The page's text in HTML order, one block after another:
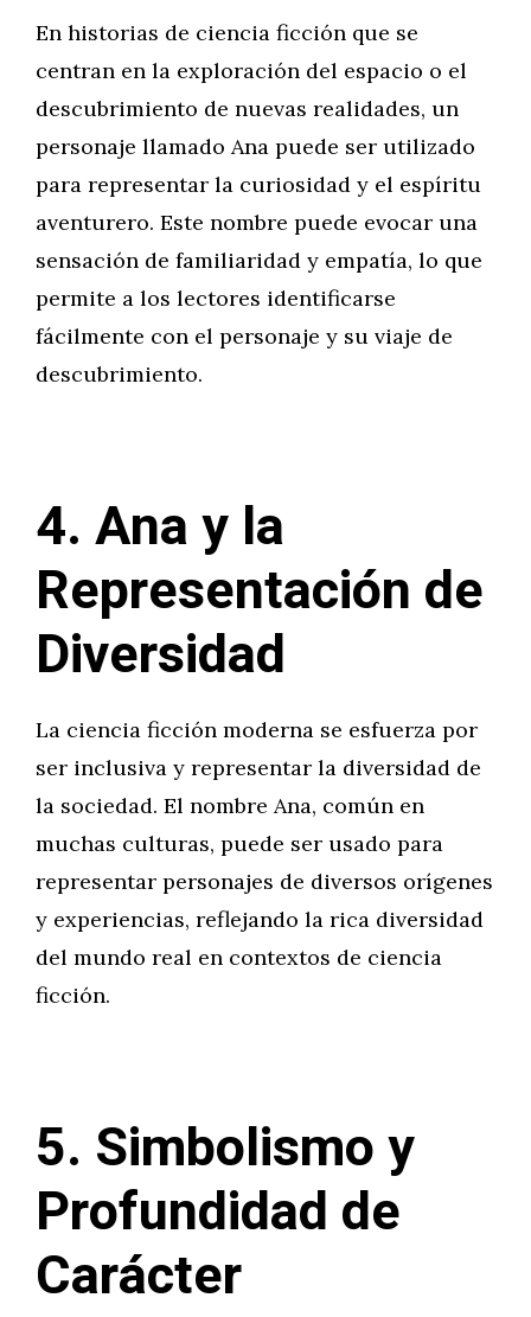
En historias de ciencia ficción que se
centran en la exploración del espacio o el
descubrimiento de nuevas realidades, un
personaje llamado Ana puede ser utilizado
para representar la curiosidad y el espíritu
aventurero. Este nombre puede evocar una
sensación de familiaridad y empatía, lo que
permite a los lectores identificarse
fácilmente con el personaje y su viaje de
descubrimiento.
4. Ana y la
Representación de
Diversidad
La ciencia ficción moderna se esfuerza por
ser inclusiva y representar la diversidad de
la sociedad. El nombre Ana, común en
muchas culturas, puede ser usado para
representar personajes de diversos orígenes
y experiencias, reflejando la rica diversidad
del mundo real en contextos de ciencia
ficción.
5. Simbolismo y
Profundidad de
Carácter